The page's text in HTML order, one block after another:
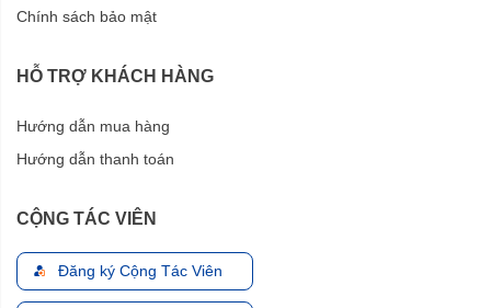
Chính sách bảo mật
HỖ TRỢ KHÁCH HÀNG
Hướng dẫn mua hàng
Hướng dẫn thanh toán
CỘNG TÁC VIÊN
Đăng ký Cộng Tác Viên